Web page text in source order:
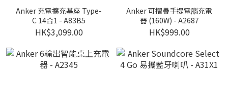
Anker 充電擴充基座 Type-
C 14合1 - A83B5
HK$3,099.00
Anker 可摺疊手提電腦充電
器 (160W) - A2687
HK$999.00